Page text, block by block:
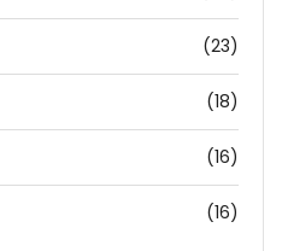
(23)
(18)
(16)
(16)